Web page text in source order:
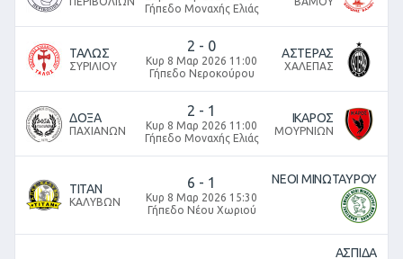
Γήπεδο Μοναχής Ελιάς
ΤΑΛΩΣ
ΣΥΡΙΛΙΟΥ
2 - 0
Κυρ 8 Μαρ 2026 11:00
Γήπεδο Νεροκούρου
ΑΣΤΕΡΑΣ
ΧΑΛΕΠΑΣ
ΔΟΞΑ
ΠΑΧΙΑΝΩΝ
2 - 1
Κυρ 8 Μαρ 2026 11:00
Γήπεδο Μοναχής Ελιάς
ΙΚΑΡΟΣ
ΜΟΥΡΝΙΩΝ
ΤΙΤΑΝ
ΚΑΛΥΒΩΝ
6 - 1
Κυρ 8 Μαρ 2026 15:30
Γήπεδο Νέου Χωριού
ΝΕΟΙ ΜΙΝΩΤΑΥΡΟΥ
ΑΣΠΙΔΑ